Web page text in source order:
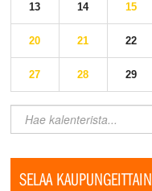
13 14 15
20 21 22
27 28 29
SELAA KAUPUNGEITTAIN